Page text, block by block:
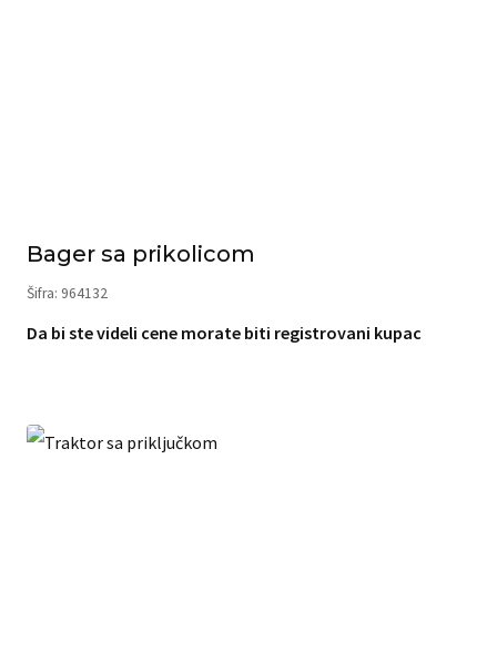
Bager sa prikolicom
Šifra: 964132
Da bi ste videli cene morate biti registrovani kupac